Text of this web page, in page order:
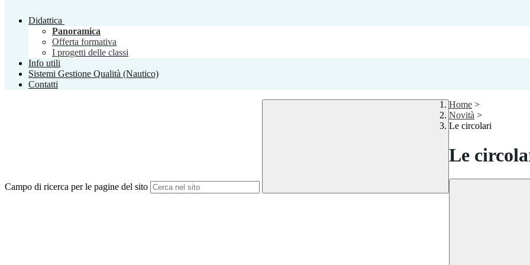
Didattica
Panoramica
Offerta formativa
I progetti delle classi
Info utili
Sistemi Gestione Qualità (Nautico)
Contatti
Campo di ricerca per le pagine del sito
Home >
Novità >
Le circolari
Le